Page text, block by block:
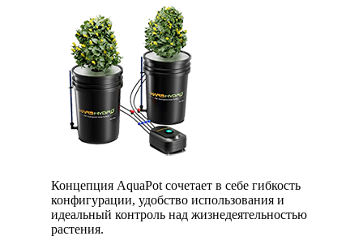
Концепция AquaPot сочетает в себе гибкость
конфигурации, удобство использования и
идеальный контроль над жизнедеятельностью
растения.